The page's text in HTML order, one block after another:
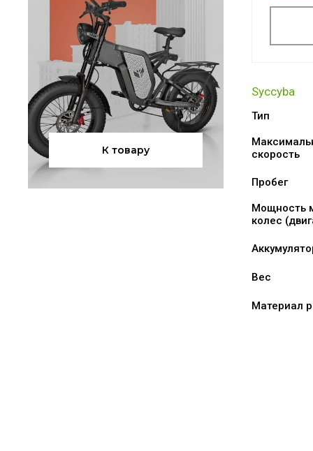
К товару
Syccyba
Тип
скорость
Пробег
Мощность
колес
Вес
Материал